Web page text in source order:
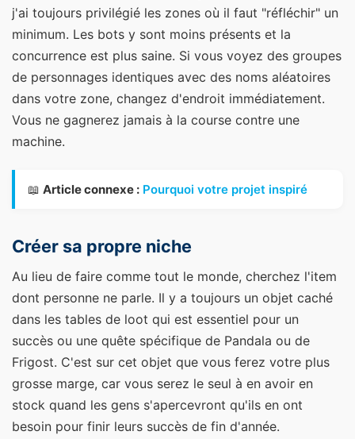
j'ai toujours privilégié les zones où il faut "réfléchir" un
minimum. Les bots y sont moins présents et la
concurrence est plus saine. Si vous voyez des groupes
de personnages identiques avec des noms aléatoires
dans votre zone, changez d'endroit immédiatement.
Vous ne gagnerez jamais à la course contre une
machine.
📖 Article connexe : Pourquoi votre projet inspiré
Créer sa propre niche
Au lieu de faire comme tout le monde, cherchez l'item
dont personne ne parle. Il y a toujours un objet caché
dans les tables de loot qui est essentiel pour un
succès ou une quête spécifique de Pandala ou de
Frigost. C'est sur cet objet que vous ferez votre plus
grosse marge, car vous serez le seul à en avoir en
stock quand les gens s'apercevront qu'ils en ont
besoin pour finir leurs succès de fin d'année.